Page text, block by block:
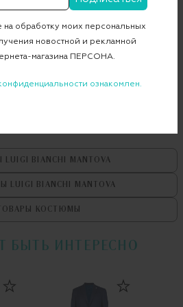
13669/2_3684_7_R
пункте выдачи
торговым представителем
LUIGI BIANCHI MANTOVA
LUIGI BIANCHI MANTOVA
КОСТЮМЫ
БЫТЬ ИНТЕРЕСНО
обработку моих персональных
новостной и рекламной
магазина ПЕРСОНА.
ознакомлен.